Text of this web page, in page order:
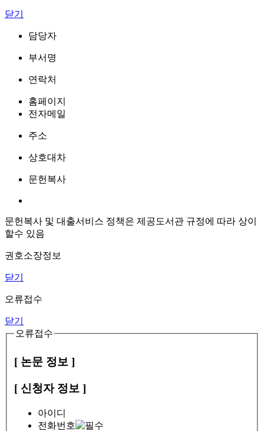
닫기
담당자
부서명
연락처
홈페이지
전자메일
주소
상호대차
문헌복사
문헌복사 및 대출서비스 정책은 제공도서관 규정에 따라 상이
할수 있음
권호소장정보
닫기
오류접수
닫기
오류접수
[ 논문 정보 ]
[ 신청자 정보 ]
아이디
전화번호